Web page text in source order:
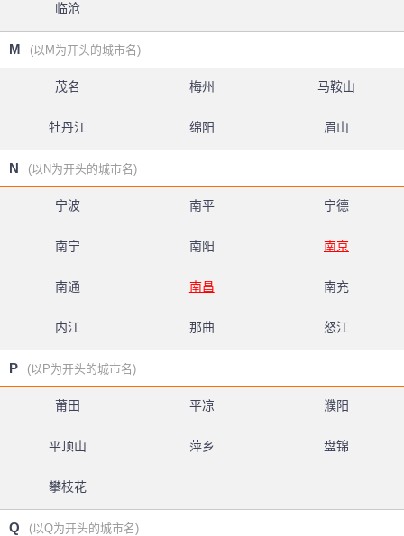
临沧
M (以M为开头的城市名)
茂名 梅州 马鞍山
牡丹江 绵阳 眉山
N (以N为开头的城市名)
宁波 南平 宁德
南宁 南阳 南京
南通 南昌 南充
内江 那曲 怒江
P (以P为开头的城市名)
莆田 平凉 濮阳
平顶山 萍乡 盘锦
攀枝花
Q (以Q为开头的城市名)